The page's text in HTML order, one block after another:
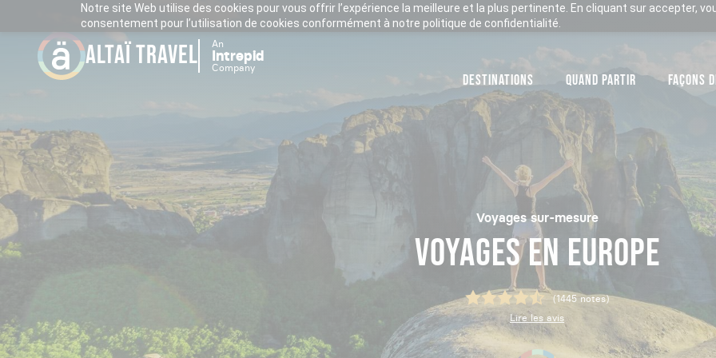
Notre site Web utilise des cookies pour vous offrir l’expérience la meilleure et la plus pertinente. En cliquant sur accepter,
consentement pour l’utilisation de cookies conformément à notre politique de confidentialité.
ALTAÏ TRAVEL An
Intrepid
Company
DESTINATIONS QUAND PARTIR FAÇONS
Voyages sur-mesure
VOYAGES EN EUROPE
(1445 notes)
Lire les avis